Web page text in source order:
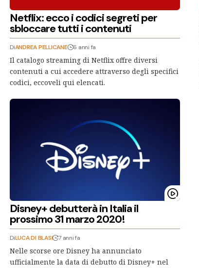
Netflix: ecco i codici segreti per
sbloccare tutti i contenuti
DiANDREA PELLICANE 6 anni fa
Il catalogo streaming di Netflix offre diversi
contenuti a cui accedere attraverso degli specifici
codici, eccoveli qui elencati.
Disney+ debutterà in Italia il
prossimo 31 marzo 2020!
DiLUCA DI BLASI 7 anni fa
Nelle scorse ore Disney ha annunciato
ufficialmente la data di debutto di Disney+ nel